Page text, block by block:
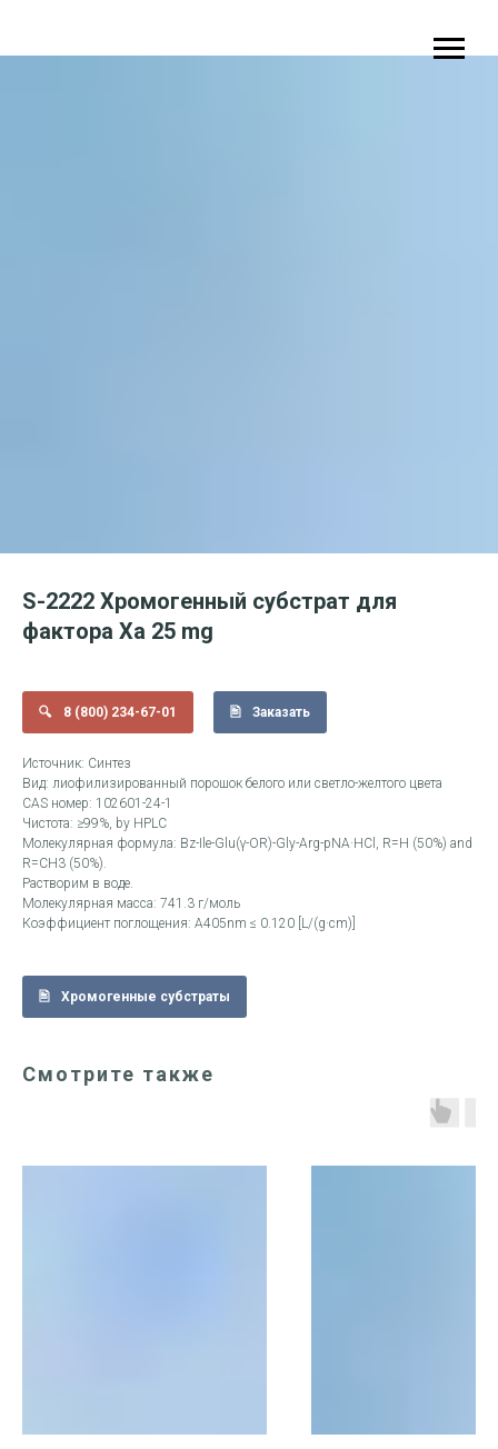
S-2222 Хромогенный субстрат для
фактора Ха 25 mg
8 (800) 234-67-01 Заказать
Источник: Синтез
Вид: лиофилизированный порошок белого или светло-желтого цвета
CAS номер: 102601-24-1
Чистота: ≥99%, by HPLC
Молекулярная формула: Bz-Ile-Glu(γ-OR)-Gly-Arg-pNA·HCl, R=H (50%) and
R=CH3 (50%).
Растворим в воде.
Молекулярная масса: 741.3 г/моль
Коэффициент поглощения: A405nm ≤ 0.120 [L/(g·cm)]
Хромогенные субстраты
Смотрите также